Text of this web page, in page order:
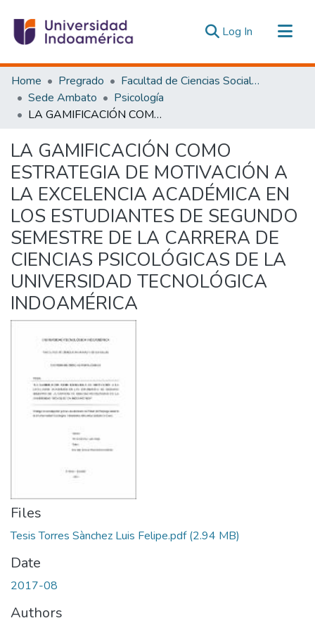
Log In (current)
Communities & Collections
All of DSpace
Statistics
Home Pregrado
Facultad de Ciencias Sociales y Humanas
Sede Ambato
Psicología
LA GAMIFICACIÓN COMO ESTRATEGIA DE MOTIVACIÓN A LA EXCELENCIA ACADÉMICA EN LOS ESTUDIANTES DE SEGUNDO SEMESTRE DE LA CARRERA DE CIENCIAS PSICOLÓGICAS DE LA UNIVERSIDAD TECNOLÓGICA INDOAMÉRICA
LA GAMIFICACIÓN COMO
ESTRATEGIA DE MOTIVACIÓN A
LA EXCELENCIA ACADÉMICA EN
LOS ESTUDIANTES DE SEGUNDO
SEMESTRE DE LA CARRERA DE
CIENCIAS PSICOLÓGICAS DE LA
UNIVERSIDAD TECNOLÓGICA
INDOAMÉRICA
Files
Tesis Torres Sànchez Luis Felipe.pdf(2.94 MB)
Date
2017-08
Authors